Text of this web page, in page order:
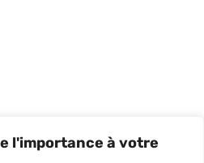
l'importance à votre